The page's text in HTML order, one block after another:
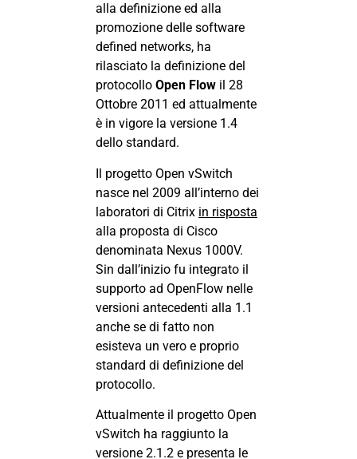
alla definizione ed alla
promozione delle software
defined networks, ha
rilasciato la definizione del
protocollo Open Flow il 28
Ottobre 2011 ed attualmente
è in vigore la versione 1.4
dello standard.
Il progetto Open vSwitch
nasce nel 2009 all’interno dei
laboratori di Citrix in risposta
alla proposta di Cisco
denominata Nexus 1000V.
Sin dall’inizio fu integrato il
supporto ad OpenFlow nelle
versioni antecedenti alla 1.1
anche se di fatto non
esisteva un vero e proprio
standard di definizione del
protocollo.
Attualmente il progetto Open
vSwitch ha raggiunto la
versione 2.1.2 e presenta le